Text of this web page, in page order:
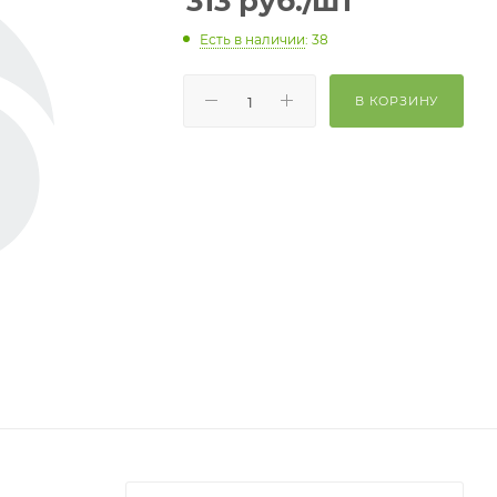
Есть в наличии: 38
В КОРЗИНУ